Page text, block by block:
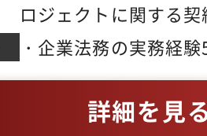
身赴任となる場合、
支給なし）、独身寮
が負担※負担上限 寮
円）、産休・育休制
での短期トレーニー
なM&A等の各種プロ
する可能性もありま
ア入社者であり、キ
ロジェクトに関する
土地利用契約、EPC
のドラフティング、
②リーガルイシュー
・企業法務の実務経
験等)・エネルギー/
業界での法務経験
詳細を見